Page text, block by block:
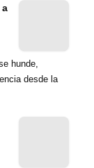
a
hunde,
desde la